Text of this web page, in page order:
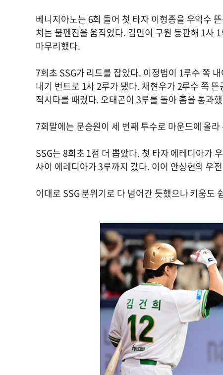
베니지아노는 6회 들어 첫 타자 이형종을 우익수
치는 불펜진을 움직였다. 김민이 구원 등판해 1사
마무리했다.
7회초 SSG가 리드를 잡았다. 이정범이 1루수 쪽
내기 번트로 1사 2루가 됐다. 채현우가 2루수 쪽
적시타를 때렸다. 오태곤이 3루를 돌아 홈을 통과
7회말에는 문승원이 세 번째 투수로 마운드에 올
SSG는 8회초 1점 더 뽑았다. 첫 타자 에레디아가
사이 에레디아가 3루까지 갔다. 이어 안상현의 우
이대로 SSG 분위기로 다 넘어간 듯했으나 키움도